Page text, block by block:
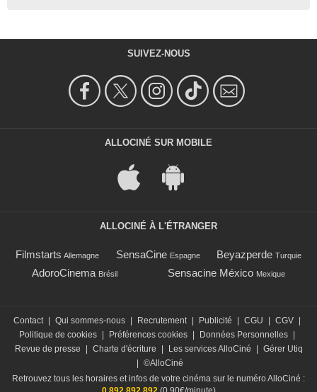
SUIVEZ-NOUS
ALLOCINÉ SUR MOBILE
ALLOCINÉ À L'ÉTRANGER
Filmstarts Allemagne SensaCine Espagne Beyazperde Turquie
AdoroCinema Brésil Sensacine México Mexique
Contact Qui sommes-nous Recrutement Publicité CGU CGV
Politique de cookies
Préférences cookies Données Personnelles
Revue de presse
Charte d'écriture Les services AlloCiné
Gérer Utiq
©AlloCiné
Retrouvez tous les horaires et infos de votre cinéma sur le numéro AlloCiné :